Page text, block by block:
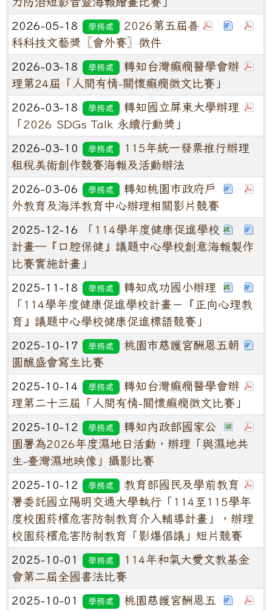
2026-05-18 學務處
2026第五屆善
科科技文藝獎〖會外賽〗徵件
2026-03-18 學務處
轉知台灣癲癇醫學會辦
理第24屆「人間有情-關懷癲癇徵文比賽」
2026-03-18 學務處
轉知國立屏東大學辦理
「2026 SDGs Talk 永續行動獎」
2026-03-10 學務處
115年統一發票推行辦理
租稅美術創作競賽海報及活動辦法
2026-03-06 學務處
轉知桃園市政府戶
外教育及海洋教育中心辦理相關影片競賽
2025-12-16
「114學年度健康促進學校
計畫─『口腔保健』議題中心學校創意海報製作
比賽實施計畫」
2025-11-18 學務處
轉知成功國小辦理
「114學年度健康促進學校計畫－『正向心理教
育』議題中心學校健康促進標語競賽」
2025-10-17 學務處
桃園市慈護宮酬恩五朝
圓醮盛會寫生比賽
2025-10-14 學務處
轉知台灣癲癇醫學會辦
理第二十三屆「人間有情-關懷癲癇徵文比賽」
2025-10-12 學務處
轉知內政部國家公
園署為2026年度濕地日活動，辦理「與濕地共
生-臺灣濕地映像」攝影比賽
2025-10-12 學務處
教育部國民及學前教育
署委託國立陽明交通大學執行「114至115學年
度校園菸檳危害防制教育介入輔導計畫」，辦理
校園菸檳危害防制教育「影爆倡議」短片競賽
2025-10-01 學務處
114年和氣大愛文教基金
會第二屆全國書法比賽
2025-10-01 學務處
桃園慈護宮酬恩五